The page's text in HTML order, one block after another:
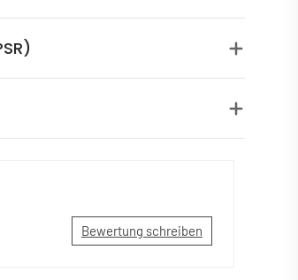
Bewertung schreiben